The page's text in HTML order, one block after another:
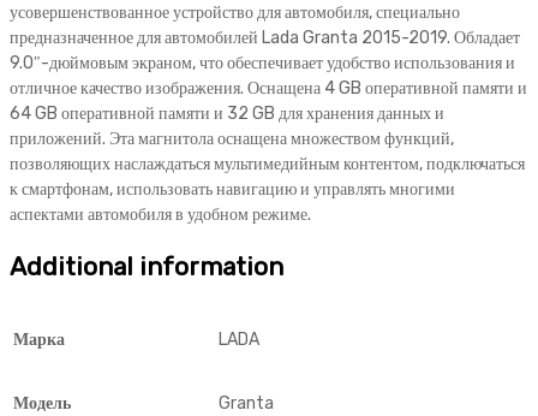
quantity
усовершенствованное устройство для автомобиля, специально
предназначенное для автомобилей Lada Granta 2015-2019. Обладает
9.0″-дюймовым экраном, что обеспечивает удобство использования и
отличное качество изображения. Оснащена 4 GB оперативной памяти и
64 GB оперативной памяти и 32 GB для хранения данных и
приложений. Эта магнитола оснащена множеством функций,
позволяющих наслаждаться мультимедийным контентом, подключаться
к смартфонам, использовать навигацию и управлять многими
аспектами автомобиля в удобном режиме.
Additional information
Марка LADA
Модель Granta